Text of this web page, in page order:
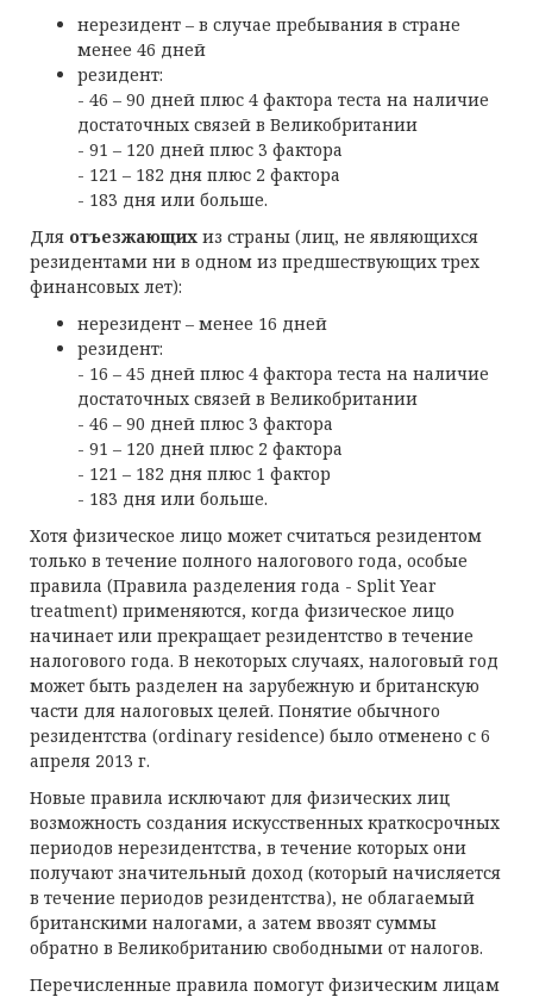
нерезидент – в случае пребывания в стране
менее 46 дней
резидент:
- 46 – 90 дней плюс 4 фактора теста на наличие
достаточных связей в Великобритании
- 91 – 120 дней плюс 3 фактора
- 121 – 182 дня плюс 2 фактора
- 183 дня или больше.
Для отъезжающих из страны (лиц, не являющихся
резидентами ни в одном из предшествующих трех
финансовых лет):
нерезидент – менее 16 дней
резидент:
- 16 – 45 дней плюс 4 фактора теста на наличие
достаточных связей в Великобритании
- 46 – 90 дней плюс 3 фактора
- 91 – 120 дней плюс 2 фактора
- 121 – 182 дня плюс 1 фактор
- 183 дня или больше.
Хотя физическое лицо может считаться резидентом
только в течение полного налогового года, особые
правила (Правила разделения года - Split Year
treatment) применяются, когда физическое лицо
начинает или прекращает резидентство в течение
налогового года. В некоторых случаях, налоговый год
может быть разделен на зарубежную и британскую
части для налоговых целей. Понятие обычного
резидентства (ordinary residence) было отменено с 6
апреля 2013 г.
Новые правила исключают для физических лиц
возможность создания искусственных краткосрочных
периодов нерезидентства, в течение которых они
получают значительный доход (который начисляется
в течение периодов резидентства), не облагаемый
британскими налогами, а затем ввозят суммы
обратно в Великобританию свободными от налогов.
Перечисленные правила помогут физическим лицам